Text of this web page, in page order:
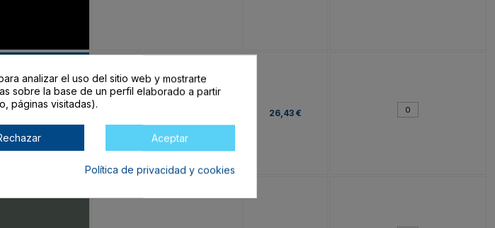
ROYAL 26,43 €
analizar el uso del sitio web y mostrarte
sobre la base de un perfil elaborado a partir
páginas visitadas).
Aceptar
Política de privacidad y cookies